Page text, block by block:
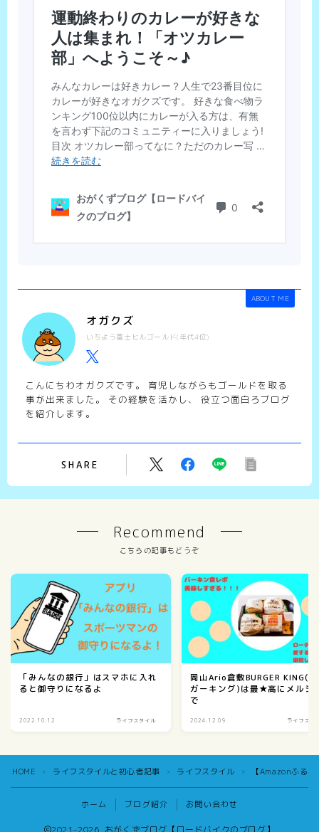
ABOUT ME
オガクズ
いちよう富士ヒルゴールド(年代4位)
こんにちわオガクズです。 育児しながらもゴールドを取る
事が出来ました。 その経験を活かし、 役立つ面白ろブログ
を紹介します。
SHARE
Recommend
こちらの記事もどうぞ
「みんなの銀行」はスマホに入れ
ると御守りになるよ
2022.10.12 ライフスタイル
岡山Ario倉敷BURGER KING(
ガーキング)は最★高にメルシ
で
2024.12.09 ライフスタ
HOME ＞ ライフスタイルと初心者記事 ＞ ライフスタイル ＞ 【Amazonふる
ホーム ブログ紹介 お問い合わせ